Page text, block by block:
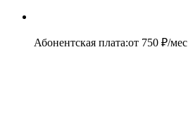
Абонентская плата:от 750 ₽/мес